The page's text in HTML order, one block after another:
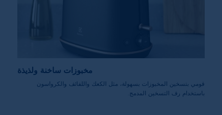
مخبوزات ساخنة ولذيذة
قومي بتسخين المخبوزات بسهولة، مثل الكعك واللفائف والكرواسون
باستخدام رف التسخين المدمج.